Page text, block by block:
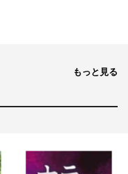
ンスチャンネル オン
佐々木莉佳子（アン
）、広本
もっと見る